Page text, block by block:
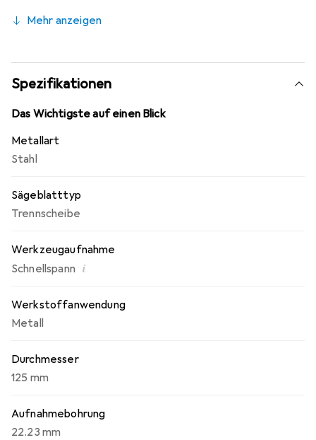
vertrauen Blau und wählen die dünnen Trennscheiben von
in vielen verschiedenen Ausführungen und somit für jede
Anwendung die passende Werkzeuglösung - ergonomisch
optimiert, effizient und auf höchstem Sicherheitsniveau.
Die dünnen Trennscheiben von Pferd zeichnen sich durch
Forschungs- und Entwicklungsarbeit und die gezielte
Umsetzung in den hochmodernen Fertigungsstätten
Sicherheitsstandards von Pferd.
Mehr anzeigen
Spezifikationen
Das Wichtigste auf einen Blick
Metallart
Stahl
Sägeblatttyp
Trennscheibe
Werkzeugaufnahme
Schnellspann i
Werkstoffanwendung
Metall
Durchmesser
125 mm
Aufnahmebohrung
22.23 mm